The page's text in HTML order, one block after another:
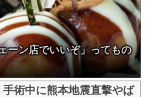
ーン店でいいぞ」ってもの
手術中に熊本地震直撃やば